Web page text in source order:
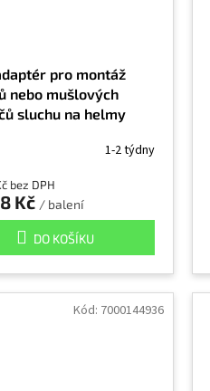
pro montáž
nebo mušlových
sluchu na helmy
1-2 týdny
bez DPH
Kč / balení
DO KOŠÍKU
Kód: 7000144936